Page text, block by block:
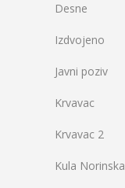
Desne
Izdvojeno
Javni poziv
Krvavac
Krvavac 2
Kula Norinska